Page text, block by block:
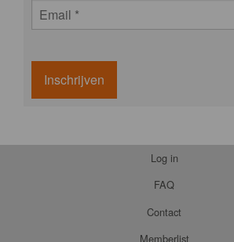
Inschrijven
Log in
FAQ
Contact
Memberlist